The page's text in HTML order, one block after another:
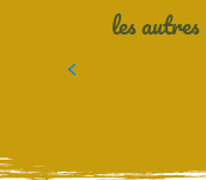
les